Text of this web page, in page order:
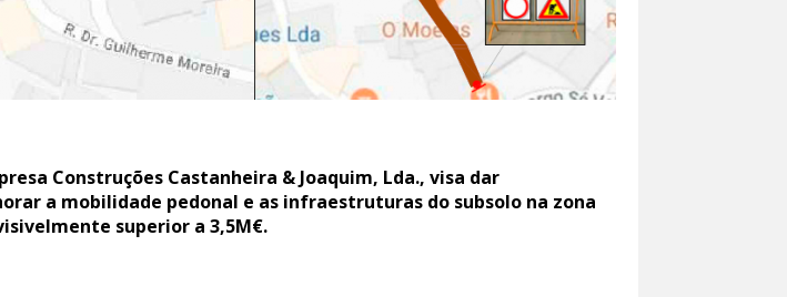
Construções Castanheira & Joaquim, Lda., visa dar
a mobilidade pedonal e as infraestruturas do subsolo na zona
superior a 3,5M€.